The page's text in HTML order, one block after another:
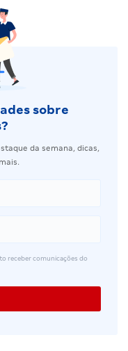
sobre
da semana, dicas,
receber comunicações do